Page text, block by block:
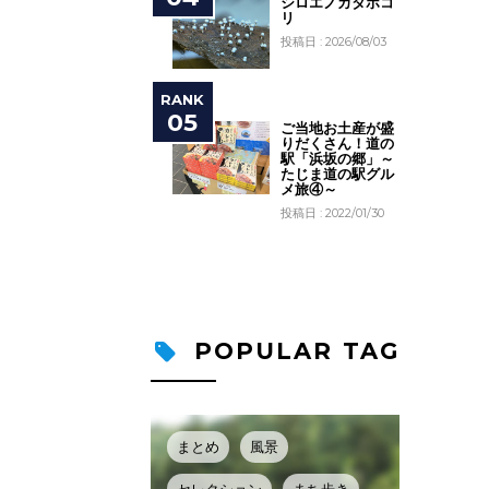
リ
投稿日 : 2026/08/03
ご当地お土産が盛
りだくさん！道の
駅「浜坂の郷」～
たじま道の駅グル
メ旅④～
投稿日 : 2022/01/30
POPULAR TAG
まとめ 風景